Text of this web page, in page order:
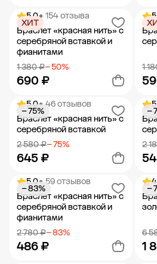
Добавить в корзину
5.0• 154 отзыва
Браслет «красная нить» с
серебряной вставкой и
фианитами
1 380 ₽− 50%
690 ₽
ХИТ
Добавить в корзину
1
5.0• 46 отзывов
Браслет «красная нить» с
серебряной вставкой
2 580 ₽− 75%
645 ₽
− 75%
Добавить в корзину
2
−
5.0• 59 отзывов
Браслет «красная нить» с
серебряной вставкой и
фианитами
2 780 ₽− 83%
486 ₽
− 83%
6
1
−